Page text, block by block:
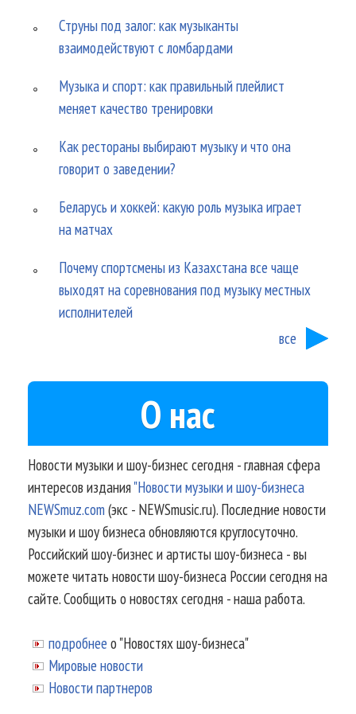
Струны под залог: как музыканты
взаимодействуют с ломбардами
Музыка и спорт: как правильный плейлист
меняет качество тренировки
Как рестораны выбирают музыку и что она
говорит о заведении?
Беларусь и хоккей: какую роль музыка играет
на матчах
Почему спортсмены из Казахстана все чаще
выходят на соревнования под музыку местных
исполнителей
все
О нас
Новости музыки и шоу-бизнес сегодня - главная сфера
интересов издания"Новости музыки и шоу-бизнеса
NEWSmuz.com(экс - NEWSmusic.ru). Последние новости
музыки и шоу бизнеса обновляются круглосуточно.
Российский шоу-бизнес и артисты шоу-бизнеса - вы
можете читать новости шоу-бизнеса России сегодня на
сайте. Сообщить о новостях сегодня - наша работа.
подробнее о "Новостях шоу-бизнеса"
Мировые новости
Новости партнеров